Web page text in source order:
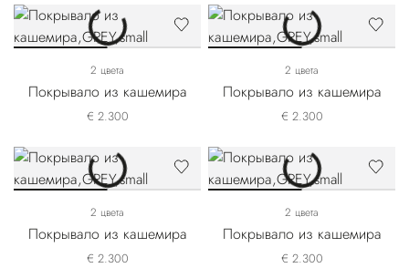
2 цвета
Покрывало из кашемира
€ 2.300
2 цвета
Покрывало из кашемира
€ 2.300
2 цвета
Покрывало из кашемира
€ 2.300
2 цвета
Покрывало из кашемира
€ 2.300